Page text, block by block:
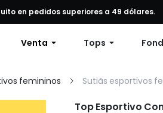
en pedidos de $79 o más, o 15% de
en pedidos superiores a 49 dólares.
Venta Tops
femininos Sutiãs esportivos
Top Esportivo